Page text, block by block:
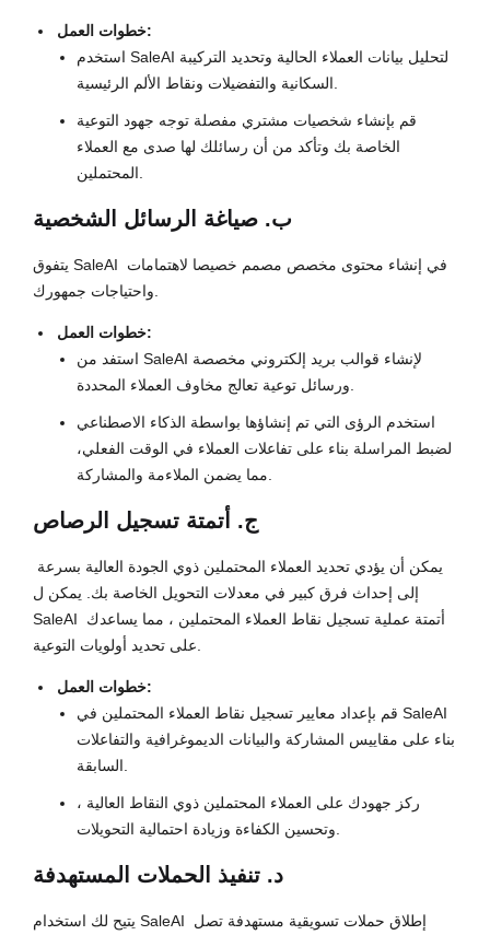
خطوات العمل:
استخدم SaleAI لتحليل بيانات العملاء الحالية وتحديد التركيبة
السكانية والتفضيلات ونقاط الألم الرئيسية.
قم بإنشاء شخصيات مشتري مفصلة توجه جهود التوعية
الخاصة بك وتأكد من أن رسائلك لها صدى مع العملاء
المحتملين.
ب. صياغة الرسائل الشخصية
يتفوق SaleAI في إنشاء محتوى مخصص مصمم خصيصا لاهتمامات
واحتياجات جمهورك.
خطوات العمل:
استفد من SaleAI لإنشاء قوالب بريد إلكتروني مخصصة
ورسائل توعية تعالج مخاوف العملاء المحددة.
استخدم الرؤى التي تم إنشاؤها بواسطة الذكاء الاصطناعي
لضبط المراسلة بناء على تفاعلات العملاء في الوقت الفعلي،
مما يضمن الملاءمة والمشاركة.
ج. أتمتة تسجيل الرصاص
إلى إحداث فرق كبير في معدلات التحويل الخاصة بك. يمكن ل
SaleAI أتمتة عملية تسجيل نقاط العملاء المحتملين ، مما يساعدك
على تحديد أولويات التوعية.
خطوات العمل:
قم بإعداد معايير تسجيل نقاط العملاء المحتملين في SaleAI
بناء على مقاييس المشاركة والبيانات الديموغرافية والتفاعلات
السابقة.
ركز جهودك على العملاء المحتملين ذوي النقاط العالية ،
وتحسين الكفاءة وزيادة احتمالية التحويلات.
د. تنفيذ الحملات المستهدفة
يتيح لك استخدام SaleAI إطلاق حملات تسويقية مستهدفة تصل